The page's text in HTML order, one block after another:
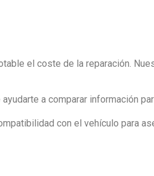
el coste de la reparación.
a comparar información
con el vehículo para